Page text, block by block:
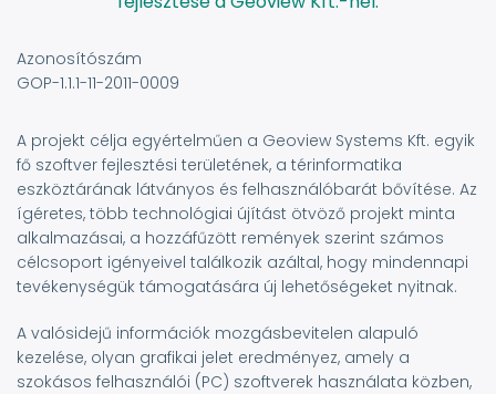
Azonosítószám
GOP-1.1.1-11-2011-0009
A projekt célja egyértelműen a Geoview Systems Kft. egyik
fő szoftver fejlesztési területének, a térinformatika
eszköztárának látványos és felhasználóbarát bővítése. Az
ígéretes, több technológiai újítást ötvöző projekt minta
alkalmazásai, a hozzáfűzött remények szerint számos
célcsoport igényeivel találkozik azáltal, hogy mindennapi
tevékenységük támogatására új lehetőségeket nyitnak.
A valósidejű információk mozgásbevitelen alapuló
kezelése, olyan grafikai jelet eredményez, amely a
szokásos felhasználói (PC) szoftverek használata közben,